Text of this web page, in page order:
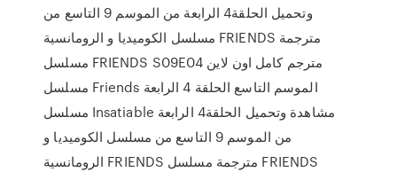
وتحميل الحلقة4 الرابعة من الموسم 9 التاسع من
مسلسل الكوميديا و الرومانسية FRIENDS مترجمة
مسلسل FRIENDS S09E04 مترجم كامل اون لاين
مسلسل Friends الموسم التاسع الحلقة 4 الرابعة
مسلسل Insatiable مشاهدة وتحميل الحلقة4 الرابعة
من الموسم 9 التاسع من مسلسل الكوميديا و
الرومانسية FRIENDS مترجمة مسلسل FRIENDS